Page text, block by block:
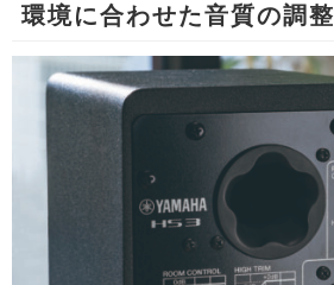
環境に合わせた音質の調整